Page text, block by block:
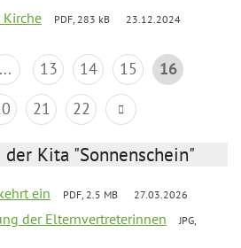
Kirche PDF, 283 kB 23.12.2024
... 13 14 15
16
21 22
Kita "Sonnenschein"
ein PDF, 2.5 MB 27.03.2026
der Elternvertreterinnen
JPG,